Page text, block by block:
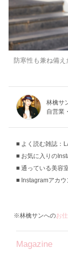
防寒性も兼ね備
林檎サ
自営業
よく読む雑誌：
お気に入りの
通っている美容
Instagramアカウ
※林檎サンへのお
Magazine